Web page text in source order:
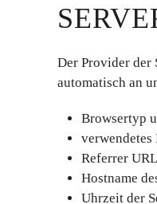
Der Provider der
automatisch an
Browsertyp
verwendetes
Referrer URL
Hostname
Uhrzeit der